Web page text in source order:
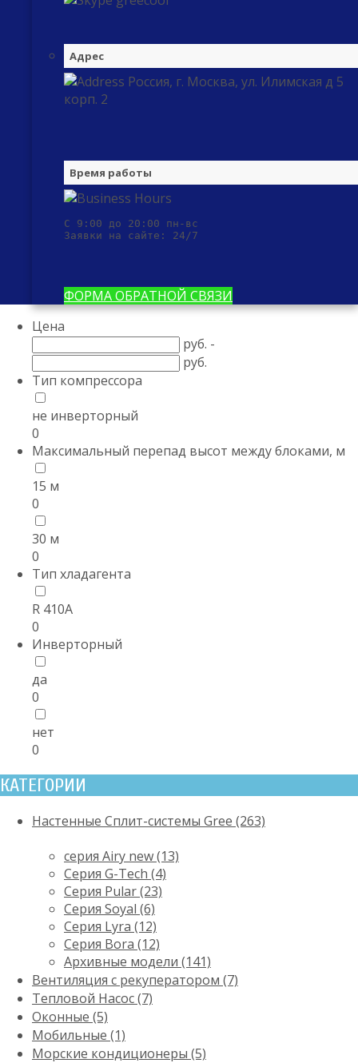
Адрес
Россия, г. Москва, ул. Илимская д 5
корп. 2
Время работы
С 9:00 до 20:00 пн-вс
Заявки на сайте: 24/7
ФОРМА ОБРАТНОЙ СВЯЗИ
Цена
руб. -
руб.
Тип компрессора
не инверторный
0
Максимальный перепад высот между блоками, м
15 м
0
30 м
0
Тип хладагента
R 410A
0
Инверторный
да
0
нет
0
КАТЕГОРИИ
Настенные Сплит-системы Gree (263)
серия Airy new (13)
Серия G-Tech (4)
Серия Pular (23)
Cерия Soyal (6)
Серия Lyra (12)
Серия Bora (12)
Архивные модели (141)
Вентиляция с рекуператором (7)
Тепловой Насос (7)
Оконные (5)
Мобильные (1)
Морские кондиционеры (5)